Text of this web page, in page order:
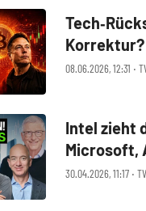
08.06.2026, 12:31 ‧
Korrektur?
Platforms,
30.04.2026, 11:17 ‧
Intel zieht
Microsoft,
der Analyse